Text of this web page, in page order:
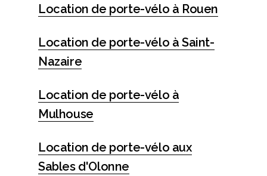
Location de porte-vélo à Rouen
Location de porte-vélo à Saint-
Nazaire
Location de porte-vélo à
Mulhouse
Location de porte-vélo aux
Sables d'Olonne